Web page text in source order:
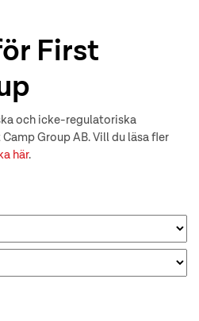
First
och icke-regulatoriska
Group AB. Vill du läsa fler
här.